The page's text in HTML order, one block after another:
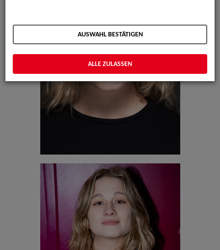
AUSWAHL BESTÄTIGEN
ALLE ZULASSEN